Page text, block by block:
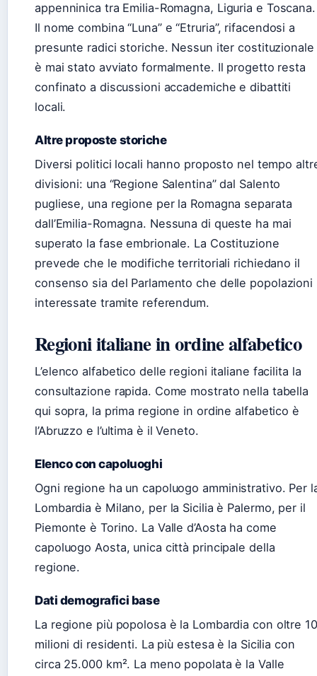
appenninica tra Emilia-Romagna, Liguria e Toscana.
Il nome combina “Luna” e “Etruria”, rifacendosi a
presunte radici storiche. Nessun iter costituzionale
è mai stato avviato formalmente. Il progetto resta
confinato a discussioni accademiche e dibattiti
locali.
Altre proposte storiche
Diversi politici locali hanno proposto nel tempo
divisioni: una “Regione Salentina” dal Salento
pugliese, una regione per la Romagna separata
dall’Emilia-Romagna. Nessuna di queste ha mai
superato la fase embrionale. La Costituzione
prevede che le modifiche territoriali richiedano il
consenso sia del Parlamento che delle popolazioni
interessate tramite referendum.
Regioni italiane in ordine alfabetico
L’elenco alfabetico delle regioni italiane facilita la
consultazione rapida. Come mostrato nella tabella
qui sopra, la prima regione in ordine alfabetico è
l’Abruzzo e l’ultima è il Veneto.
Elenco con capoluoghi
Ogni regione ha un capoluogo amministrativo. Per
Lombardia è Milano, per la Sicilia è Palermo, per il
Piemonte è Torino. La Valle d’Aosta ha come
capoluogo Aosta, unica città principale della
regione.
Dati demografici base
La regione più popolosa è la Lombardia con oltre 10
milioni di residenti. La più estesa è la Sicilia con
circa 25.000 km². La meno popolata è la Valle